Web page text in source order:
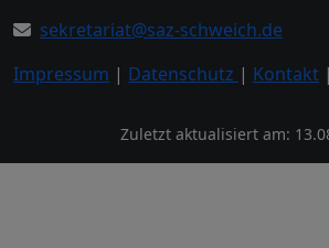
sekretariat@saz-schweich.de
Impressum | Datenschutz | Kontakt |
Zuletzt aktualisiert am: